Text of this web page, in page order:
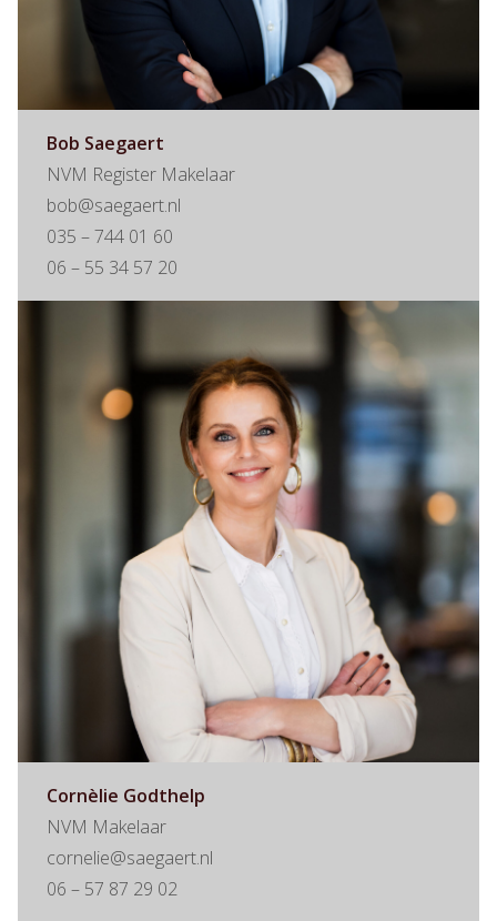
Bob Saegaert
NVM Register Makelaar
bob@saegaert.nl
035 – 744 01 60
06 – 55 34 57 20
Cornèlie Godthelp
NVM Makelaar
cornelie@saegaert.nl
06 – 57 87 29 02